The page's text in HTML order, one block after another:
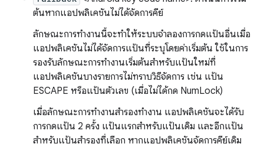
ต้นหากแอปพลิเคชันไม่ได้จัดการคีย์
ลักษณะการทำงานนี้จะทำให้ระบบจำลองการกดแป้นอื่นเมื่อ
แอปพลิเคชันไม่ได้จัดการแป้นที่ระบุโดยค่าเริ่มต้น ใช้ในการ
รองรับลักษณะการทำงานเริ่มต้นสำหรับแป้นใหม่ที่
แอปพลิเคชันบางรายการไม่ทราบวิธีจัดการ เช่น แป้น
ESCAPE หรือแป้นตัวเลข (เมื่อไม่ได้กด NumLock)
เมื่อลักษณะการทํางานสำรองทำงาน แอปพลิเคชันจะได้รับ
การกดแป้น 2 ครั้ง แป้นแรกสําหรับแป้นเดิม และอีกแป้น
สําหรับแป้นสำรองที่เลือก หากแอปพลิเคชันจัดการคีย์เดิม